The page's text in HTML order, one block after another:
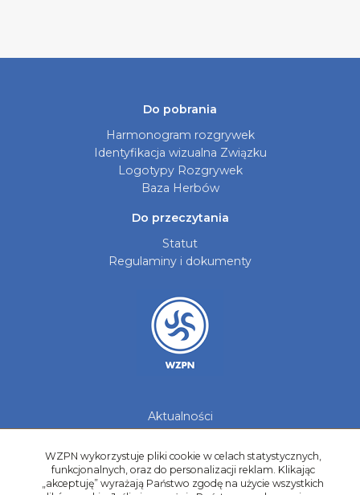
Do pobrania
Harmonogram rozgrywek
Identyfikacja wizualna Związku
Logotypy Rozgrywek
Baza Herbów
Do przeczytania
Statut
Regulaminy i dokumenty
Aktualności
Kontakt
Kadry Regionów
WZPN wykorzystuje pliki cookie w celach statystycznych,
funkcjonalnych, oraz do personalizacji reklam. Klikając
„akceptuję” wyrażają Państwo zgodę na użycie wszystkich